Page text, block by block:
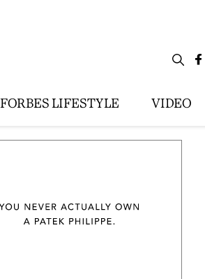
FORBES LIFESTYLE VIDEO